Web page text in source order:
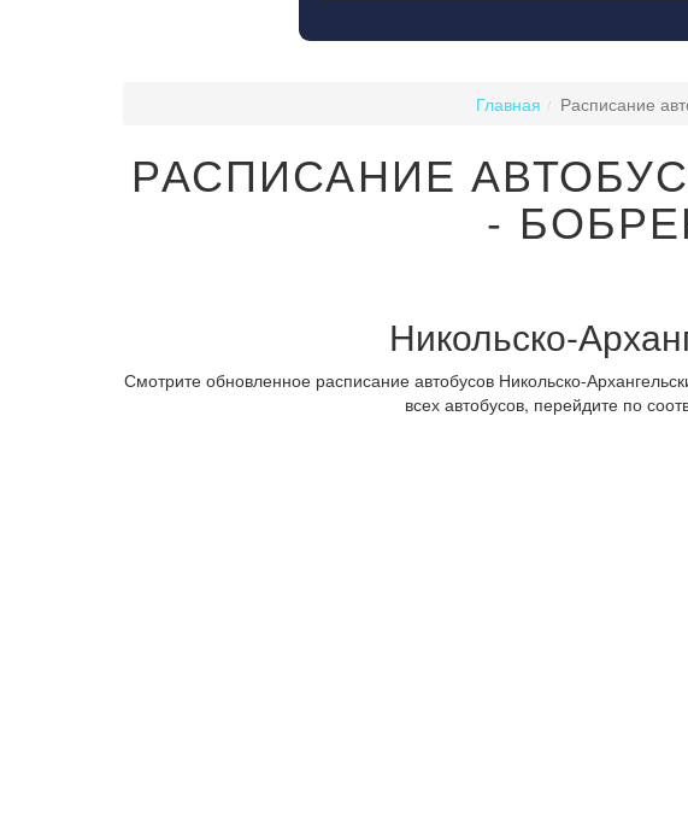
Главная Расписание
РАСПИСАНИЕ
-
Никольско-
Смотрите обновленное расписание автобусов Никольско-
всех автобусов, перейдите по